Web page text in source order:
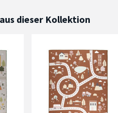
dieser Kollektion